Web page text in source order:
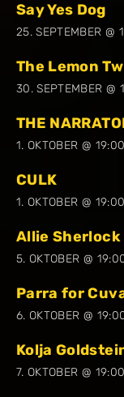
Say Yes Dog
25. SEPTEMBER @
The Lemon
30. SEPTEMBER @
THE
1. OKTOBER @ 19:00
CULK
1. OKTOBER @ 19:00
Allie Sherlock
5. OKTOBER @
Parra for
6. OKTOBER @
Kolja
7. OKTOBER @ 19:00